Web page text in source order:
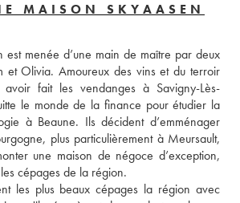
MAISON SKYAASEN
est menée d’une main de maître par deux
et Olivia. Amoureux des vins et du terroir
avoir fait les vendanges à Savigny-Lès-
le monde de la finance pour étudier la
à Beaune. Ils décident d’emménager
plus particulièrement à Meursault,
une maison de négoce d’exception,
cépages de la région.
les plus beaux cépages la région avec